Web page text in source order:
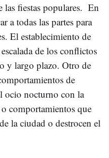
fiestas populares. En
a todas las partes para
El establecimiento de
de los conflictos
y largo plazo. Otro de
de
ocio nocturno con la
comportamientos que
la ciudad o destrocen el